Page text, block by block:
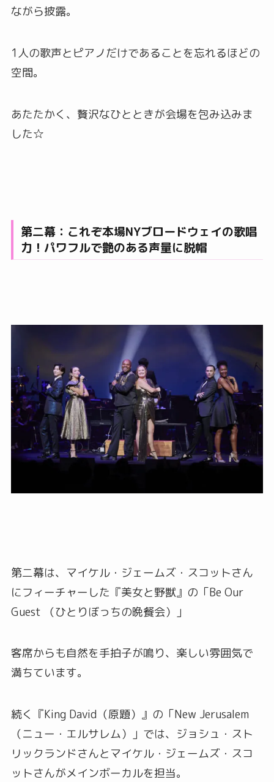
ながら披露。
1人の歌声とピアノだけであることを忘れるほどの
空間。
あたたかく、贅沢なひとときが会場を包み込みま
した☆
第二幕：これぞ本場NYブロードウェイの歌唱
力！パワフルで艶のある声量に脱帽
第二幕は、マイケル・ジェームズ・スコットさん
にフィーチャーした『美女と野獣』の「Be Our
Guest （ひとりぼっちの晩餐会）」
客席からも自然を手拍子が鳴り、楽しい雰囲気で
満ちています。
続く『King David（原題）』の「New Jerusalem
（ニュー・エルサレム）」では、ジョシュ・スト
リックランドさんとマイケル・ジェームズ・スコ
ットさんがメインボーカルを担当。